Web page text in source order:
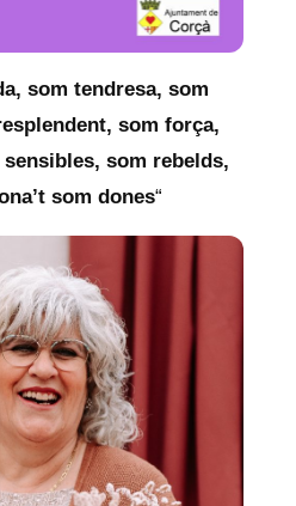
som tendresa, som
som força,
som rebelds,
som dones“